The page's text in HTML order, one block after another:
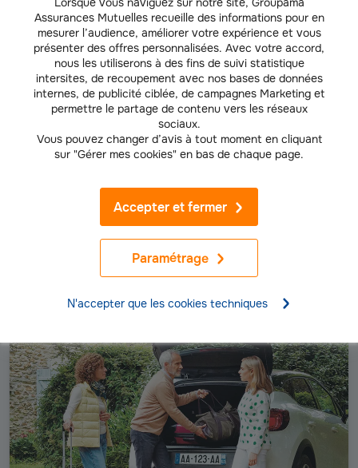
Assurances Mutuelles recueille des informations pour en
mesurer l’audience, améliorer votre expérience et vous
présenter des offres personnalisées. Avec votre accord,
nous les utiliserons à des fins de suivi statistique
intersites, de recoupement avec nos bases de données
internes, de publicité ciblée, de campagnes Marketing et
permettre le partage de contenu vers les réseaux
sociaux.
Vous pouvez changer d’avis à tout moment en cliquant
sur "Gérer mes cookies" en bas de chaque page.
Paramétrage
Accepter et fermer
N'accepter que les cookies techniques
Si possible, alternez la conduite avec un autre passager pour
rester alerte.
peut également vous accompagner pendant ce
voyage, notamment grâce auxservices d'assistanceen cas de panne
ou d'accident. Vérifiez bien les garanties de votre contrat avant de
Cet article a été réalisé en partie par IA.
Découvrez notre offre d’assurance auto